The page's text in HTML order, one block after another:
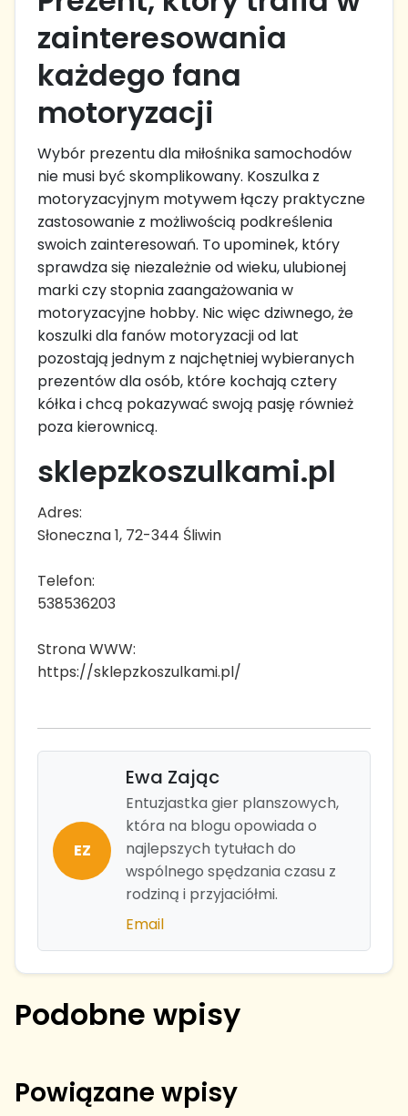
zainteresowania
każdego fana
motoryzacji
Wybór prezentu dla miłośnika samochodów
nie musi być skomplikowany. Koszulka z
motoryzacyjnym motywem łączy praktyczne
zastosowanie z możliwością podkreślenia
swoich zainteresowań. To upominek, który
sprawdza się niezależnie od wieku, ulubionej
marki czy stopnia zaangażowania w
motoryzacyjne hobby. Nic więc dziwnego, że
koszulki dla fanów motoryzacji od lat
pozostają jednym z najchętniej wybieranych
prezentów dla osób, które kochają cztery
kółka i chcą pokazywać swoją pasję również
poza kierownicą.
sklepzkoszulkami.pl
Adres:
Słoneczna 1, 72-344 Śliwin
Telefon:
538536203
Strona WWW:
https://sklepzkoszulkami.pl/
EZ
Ewa Zając
Entuzjastka gier planszowych,
która na blogu opowiada o
najlepszych tytułach do
wspólnego spędzania czasu z
rodziną i przyjaciółmi.
Email
Podobne wpisy
Powiązane wpisy